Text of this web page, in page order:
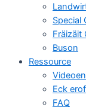
Special
Fräizäit
Buson
Ressource
Videoen
Eck
FAQ